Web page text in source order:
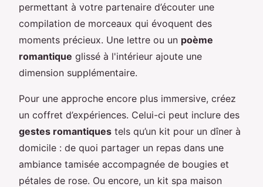
permettant à votre partenaire d’écouter une
compilation de morceaux qui évoquent des
moments précieux. Une lettre ou un poème
romantique glissé à l'intérieur ajoute une
dimension supplémentaire.
Pour une approche encore plus immersive, créez
un coffret d’expériences. Celui-ci peut inclure des
gestes romantiques tels qu’un kit pour un dîner à
domicile : de quoi partager un repas dans une
ambiance tamisée accompagnée de bougies et
pétales de rose. Ou encore, un kit spa maison